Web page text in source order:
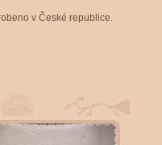
v České republice.